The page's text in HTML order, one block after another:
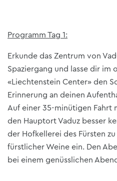
Programm Tag 1:
Erkunde das Zentrum von
Spaziergang und lasse dir im
«Liechtenstein Center» den
Erinnerung an deinen
Auf einer 35-minütigen Fahrt
den Hauptort Vaduz besser
der Hofkellerei des Fürsten
fürstlicher Weine ein. Den
bei einem genüsslichen